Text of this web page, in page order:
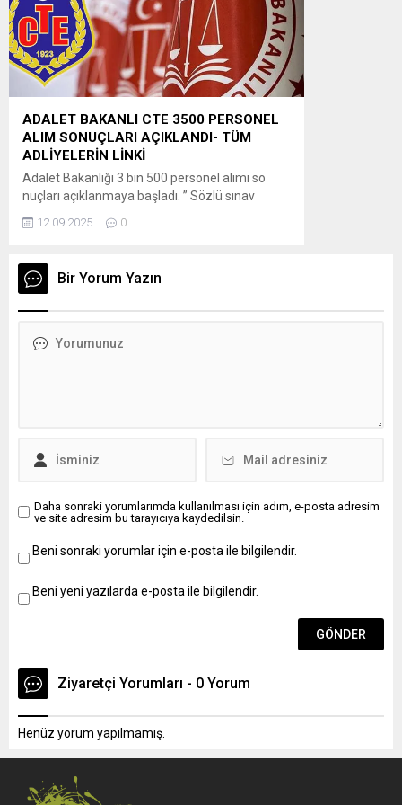
Uygulaması’ndan bireysel olarak...
ADALET BAKANLI CTE 3500 PERSONEL
ALIM SONUÇLARI AÇIKLANDI- TÜM
ADLİYELERİN LİNKİ
Adalet Bakanlığı 3 bin 500 personel alımı so
nuçları açıklanmaya başladı. ” Sözlü sınav
gerektirdiği mesleki bilgi (40 puan), b) Atatürk
(20 puan), d) Bir konuyu kavrama ve ifade
yeteneği (20 puan), konularından oluşmaktadır.
12.09.2025 0
Bir Yorum Yazın
Daha sonraki yorumlarımda kullanılması için adım, e-posta adresim
ve site adresim bu tarayıcıya kaydedilsin.
Beni sonraki yorumlar için e-posta ile bilgilendir.
Beni yeni yazılarda e-posta ile bilgilendir.
Ziyaretçi Yorumları - 0 Yorum
Henüz yorum yapılmamış.